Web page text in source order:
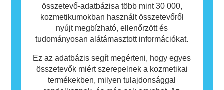
összetevő-adatbázisa több mint 30 000,
kozmetikumokban használt összetevőről
nyújt megbízható, ellenőrzött és
tudományosan alátámasztott információkat.
Ez az adatbázis segít megérteni, hogy egyes
összetevők miért szerepelnek a kozmetikai
termékekben, milyen tulajdonsággal